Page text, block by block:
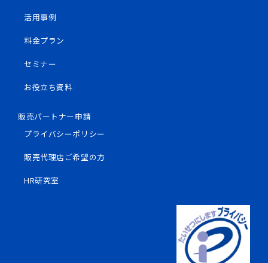
活用事例
料金プラン
セミナー
お役立ち資料
販売パートナー申請
プライバシーポリシー
販売代理店ご希望の方
HR研究室